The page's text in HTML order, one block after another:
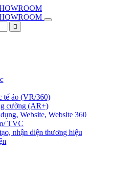
tế ảo (VR/360)
cường (AR+)
Website, Website 360
TVC
nhận diện thương hiệu